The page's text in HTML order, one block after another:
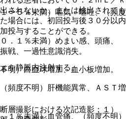
〜５％未満）嘔気・嘔吐、（頻度
．１％未満）めまい感、頭痛、
戦、一過性意識消失。
）白血球増加、血小板増加。
頻度不明）肝機能異常、ＡＳＴ増
％未満）血管痛、（頻度不明）
されないか、または検出されても
場合には、初回投与後３０分以内
投与することができる。
を静脈内注射する。
層撮影における次記造影：１）